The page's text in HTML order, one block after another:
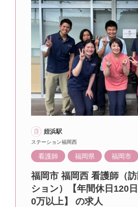
姪浜駅
ステーション福岡西
看護師 福岡県 福岡市
福岡市 福岡西 看護師（
ション）【年間休日120
0万以上】 の求人